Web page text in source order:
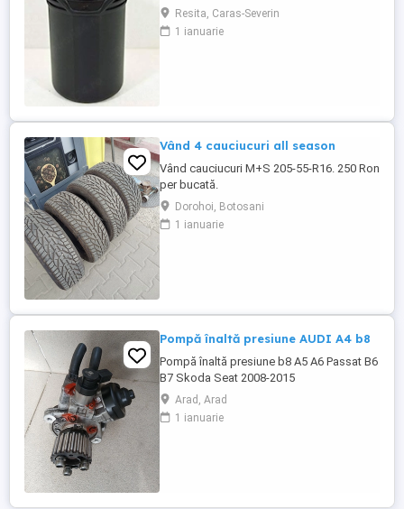
defecte .Piesa originala ,curata si complet
fuctionala ,ideal pentru inlocuirea celei
deteriorate sau lipsa - Originala Opel -
Resita, Caras-Severin
1 ianuarie
Vând 4 cauciucuri all season
Vând cauciucuri M+S 205-55-R16. 250 Ron
per bucată.
Dorohoi, Botosani
1 ianuarie
Pompă înaltă presiune AUDI A4 b8
Pompă înaltă presiune b8 A5 A6 Passat B6
B7 Skoda Seat 2008-2015
Arad, Arad
1 ianuarie